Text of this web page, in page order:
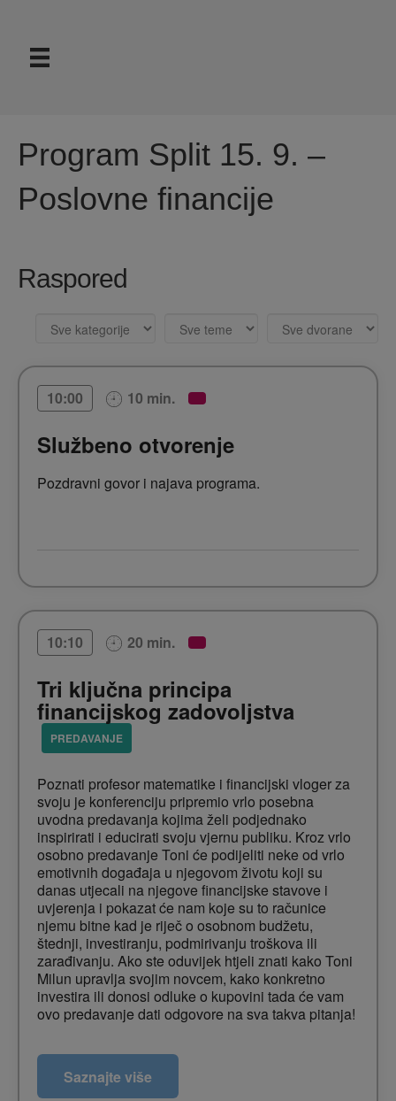
Program Split 15. 9. –
Poslovne financije
Raspored
10:00 10 min.
Službeno otvorenje
Pozdravni govor i najava programa.
10:10 20 min.
Tri ključna principa
financijskog zadovoljstva
PREDAVANJE
Poznati profesor matematike i financijski vloger za
svoju je konferenciju pripremio vrlo posebna
uvodna predavanja kojima želi podjednako
inspirirati i educirati svoju vjernu publiku. Kroz vrlo
osobno predavanje Toni će podijeliti neke od vrlo
emotivnih događaja u njegovom životu koji su
danas utjecali na njegove financijske stavove i
uvjerenja i pokazat će nam koje su to računice
njemu bitne kad je riječ o osobnom budžetu,
štednji, investiranju, podmirivanju troškova ili
zarađivanju. Ako ste oduvijek htjeli znati kako Toni
Milun upravlja svojim novcem, kako konkretno
investira ili donosi odluke o kupovini tada će vam
ovo predavanje dati odgovore na sva takva pitanja!
Nakon odslušanog predavanja polaznici će:
Saznajte više